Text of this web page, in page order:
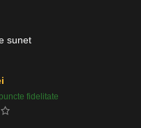
sunet
fidelitate